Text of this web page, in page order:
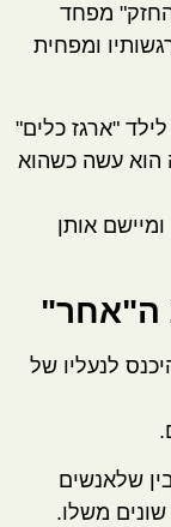
מפחד
ומפחית
"ארגז כלים"
הוא עשה כשהוא
אותן
לנעליו של
שלאנשים
משלו.